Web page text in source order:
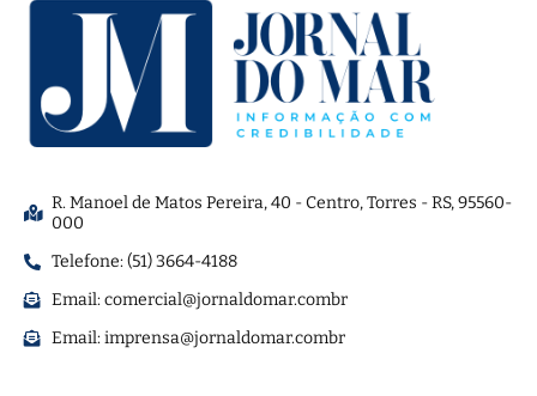
R. Manoel de Matos Pereira, 40 - Centro, Torres - RS, 95560-
000
Telefone: (51) 3664-4188
Email:comercial@jornaldomar.combr
Email:imprensa@jornaldomar.combr